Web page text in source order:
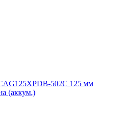
502С 125 мм
(аккум.)